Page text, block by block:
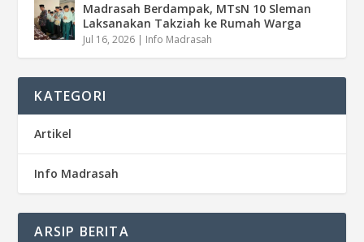
Madrasah Berdampak, MTsN 10 Sleman
Laksanakan Takziah ke Rumah Warga
Jul 16, 2026 | Info Madrasah
KATEGORI
Artikel
Info Madrasah
ARSIP BERITA